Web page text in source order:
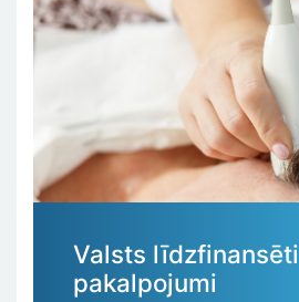
Valsts līdzfinansēti
pakalpojumi